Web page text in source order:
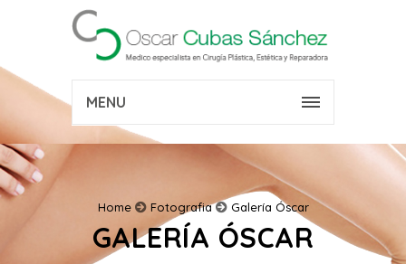
MENU
Home Fotografia Galería Óscar
GALERÍA ÓSCAR